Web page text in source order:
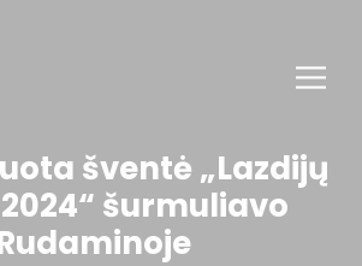
šventė „Lazdijų
šurmuliavo